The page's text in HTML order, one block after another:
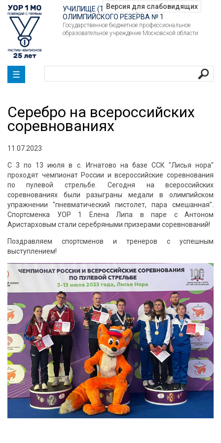
УЧИЛИЩЕ (ТЕХНИКУМ)
ОЛИМПИЙСКОГО РЕЗЕРВА № 1
Государственное бюджетное профессиональное
образовательное учреждение Московской области
☰
Серебро на всероссийских
соревнованиях
11.07.2023
С 3 по 13 июля в с. Игнатово на базе ССК "Лисья нора"
проходят чемпионат России и всероссийские соревнования
по пулевой стрельбе. Сегодня на всероссийских
соревнованиях были разыграны медали в олимпийском
упражнении "пневматический пистолет, пара смешанная".
Спортсменка УОР 1 Елена Липа в паре с Антоном
Аристарховым стали серебряными призерами соревнований!
Поздравляем спортсменов и тренеров с успешным
выступлением!